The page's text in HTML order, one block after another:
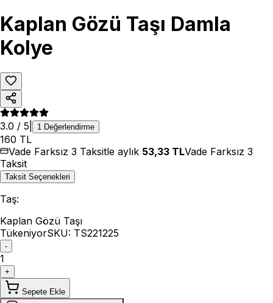
Kaplan Gözü Taşı Damla
Kolye
3.0 / 5 1 Değerlendirme
160 TL
Vade Farksız 3 Taksitle aylık 53,33 TLVade Farksız 3
Taksit
Taksit Seçenekleri
Taş:
Kaplan Gözü Taşı
TükeniyorSKU: TS221225
-
1
+
Sepete Ekle